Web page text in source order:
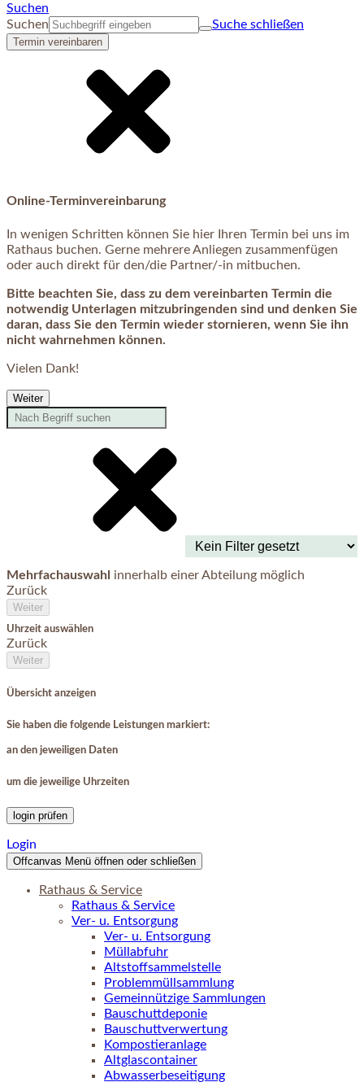
Suchen
Suchen
Suche schließen
Termin vereinbaren
Online-Terminvereinbarung
In wenigen Schritten können Sie hier Ihren Termin bei uns im
Rathaus buchen. Gerne mehrere Anliegen zusammenfügen
oder auch direkt für den/die Partner/-in mitbuchen.
Bitte beachten Sie, dass zu dem vereinbarten Termin die
notwendig Unterlagen mitzubringenden sind und denken Sie
daran, dass Sie den Termin wieder stornieren, wenn Sie ihn
nicht wahrnehmen können.
Vielen Dank!
Weiter
Mehrfachauswahl innerhalb einer Abteilung möglich
Zurück
Weiter
Uhrzeit auswählen
Zurück
Weiter
Übersicht anzeigen
Sie haben die folgende Leistungen markiert:
an den jeweiligen Daten
um die jeweilige Uhrzeiten
login prüfen
Login
Offcanvas Menü öffnen oder schließen
Rathaus & Service
Rathaus & Service
Ver- u. Entsorgung
Ver- u. Entsorgung
Müllabfuhr
Altstoffsammelstelle
Problemmüllsammlung
Gemeinnützige Sammlungen
Bauschuttdeponie
Bauschuttverwertung
Kompostieranlage
Altglascontainer
Abwasserbeseitigung